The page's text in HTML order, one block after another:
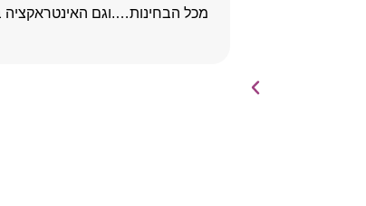
מכל הבחינות….וגם האינטראקציה